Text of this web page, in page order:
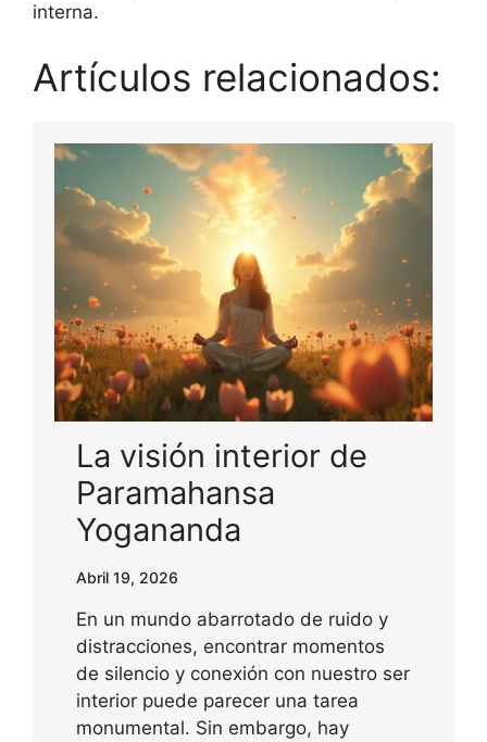
interna.
Artículos relacionados:
La visión interior de
Paramahansa
Yogananda
Abril 19, 2026
En un mundo abarrotado de ruido y
distracciones, encontrar momentos
de silencio y conexión con nuestro ser
interior puede parecer una tarea
monumental. Sin embargo, hay